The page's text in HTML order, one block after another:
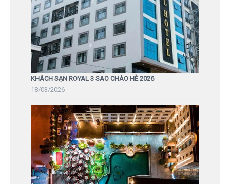
KHÁCH SẠN ROYAL 3 SAO CHÀO HÈ 2026
18/03/2026